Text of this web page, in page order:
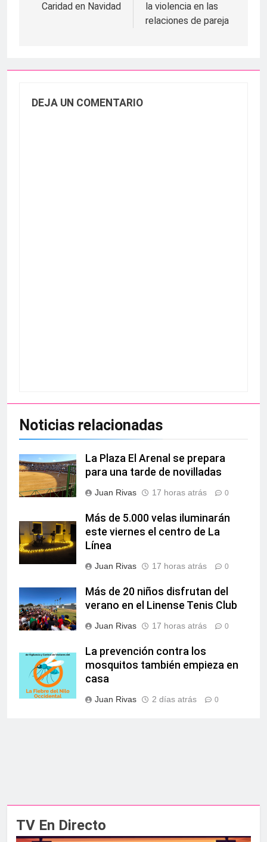
TV En Directo
Caridad en Navidad
la violencia en las
relaciones de pareja
DEJA UN COMENTARIO
Noticias relacionadas
La Plaza El Arenal se prepara
para una tarde de novilladas
Juan Rivas 17 horas atrás 0
Más de 5.000 velas iluminarán
este viernes el centro de La
Línea
Juan Rivas 17 horas atrás 0
Más de 20 niños disfrutan del
verano en el Linense Tenis Club
Juan Rivas 17 horas atrás 0
La prevención contra los
mosquitos también empieza en
casa
Juan Rivas 2 días atrás 0